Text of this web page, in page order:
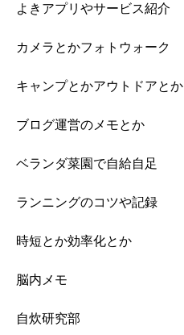
よきアプリやサービス紹介
カメラとかフォトウォーク
キャンプとかアウトドアとか
ブログ運営のメモとか
ベランダ菜園で自給自足
ランニングのコツや記録
時短とか効率化とか
脳内メモ
自炊研究部